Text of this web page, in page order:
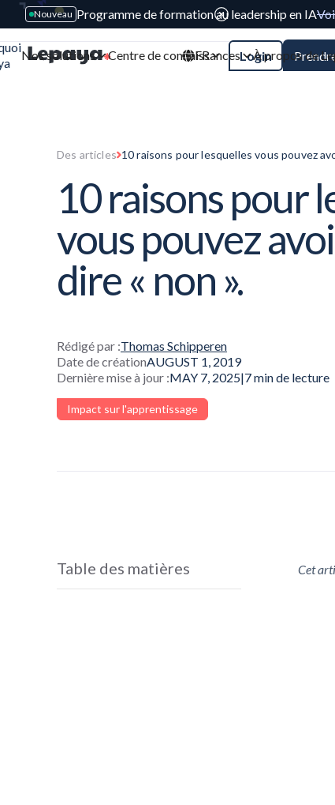
Nouveau Programme de formation au leadership en IA
Nos solutions Centre de connaissances À propos de
FR Login
Des articles 10 raisons pour lesquelles vous pouvez
10 raisons pour
vous pouvez
dire « non ».
Rédigé par :Thomas Schipperen
Date de créationAUGUST 1, 2019
Dernière mise à jour :MAY 7, 2025|7min de lecture
Impact sur l'apprentissage
Table des matières Cet